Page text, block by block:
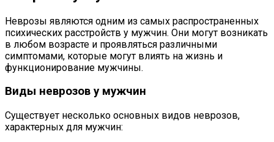
Неврозы являются одним из самых распространенных
психических расстройств у мужчин. Они могут возникать
в любом возрасте и проявляться различными
симптомами, которые могут влиять на жизнь и
функционирование мужчины.
Виды неврозов у мужчин
Существует несколько основных видов неврозов,
характерных для мужчин: